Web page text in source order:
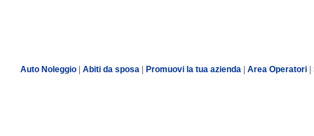
Auto Noleggio| Abiti da sposa| Promuovi la tua azienda Area Operatori